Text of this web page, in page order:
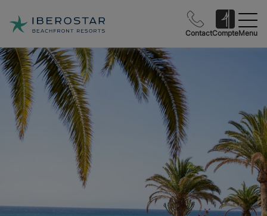
ContactCompteMenu